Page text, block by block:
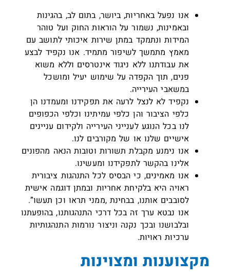
אנו נפעל באחריות, ביושר, בתום לב, בהגינות
ובאמינות, נשמור על הוראות החוק ועל טוהר
המידות ונתמקד במתן שירות איכותי לתושב עם
מאמץ מתמשך לשיפור מתמיד. אנו נקפיד לבצע
את עבודתנו ללא ניגוד אינטרסים וללא משוא
פנים, תוך הקפדה על שימוש יעיל ומושכל
במשאבי העירייה.
נקפיד לא לנצל לרעה את תפקידנו ומעמדנו הן
כלפי הציבור והן כלפי עמיתינו וכלפי הכפופים
לנו בכל הנוגע לענייני העירייה ולקידום עניינים
אישיים שלנו או של מקורבים לנו.
אנו נימנע מקבלת תשורות וטובות הנאה מהפונים
אלינו בהקשר לתפקידנו ומעשינו.
אנו מאמינים, כי הבסיס לכל התנהגות ציבורית
ראויה היא בלקיחת אחריות ובמתן דוגמה אישית
לסובבים אותנו, בבחינת ,ממני תראו וכן תעשו”.
אנו נבטא ערך זה בכל דרכי התנהגותנו, בהופעתנו
ובלבושנו ובכך נקנה וניצור נורמות התנהגותיות
ערכיות ראויות.
מקצוענות ומצוינות